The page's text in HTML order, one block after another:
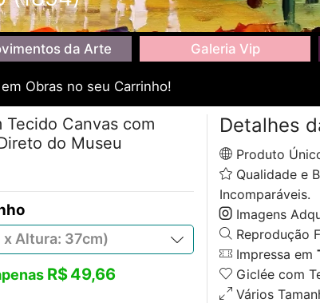
da Arte Galeria Vip
Obras no seu Carrinho!
Tecido Canvas com
do Museu
R$49,66
Detalhes
Produto
Qualidade e
Incomparáveis.
Imagens
Reprodução
Impressa em
Giclée com
Vários